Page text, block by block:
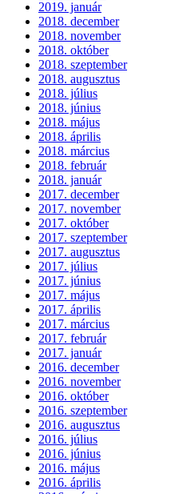
2019. január
2018. december
2018. november
2018. október
2018. szeptember
2018. augusztus
2018. július
2018. június
2018. május
2018. április
2018. március
2018. február
2018. január
2017. december
2017. november
2017. október
2017. szeptember
2017. augusztus
2017. július
2017. június
2017. május
2017. április
2017. március
2017. február
2017. január
2016. december
2016. november
2016. október
2016. szeptember
2016. augusztus
2016. július
2016. június
2016. május
2016. április